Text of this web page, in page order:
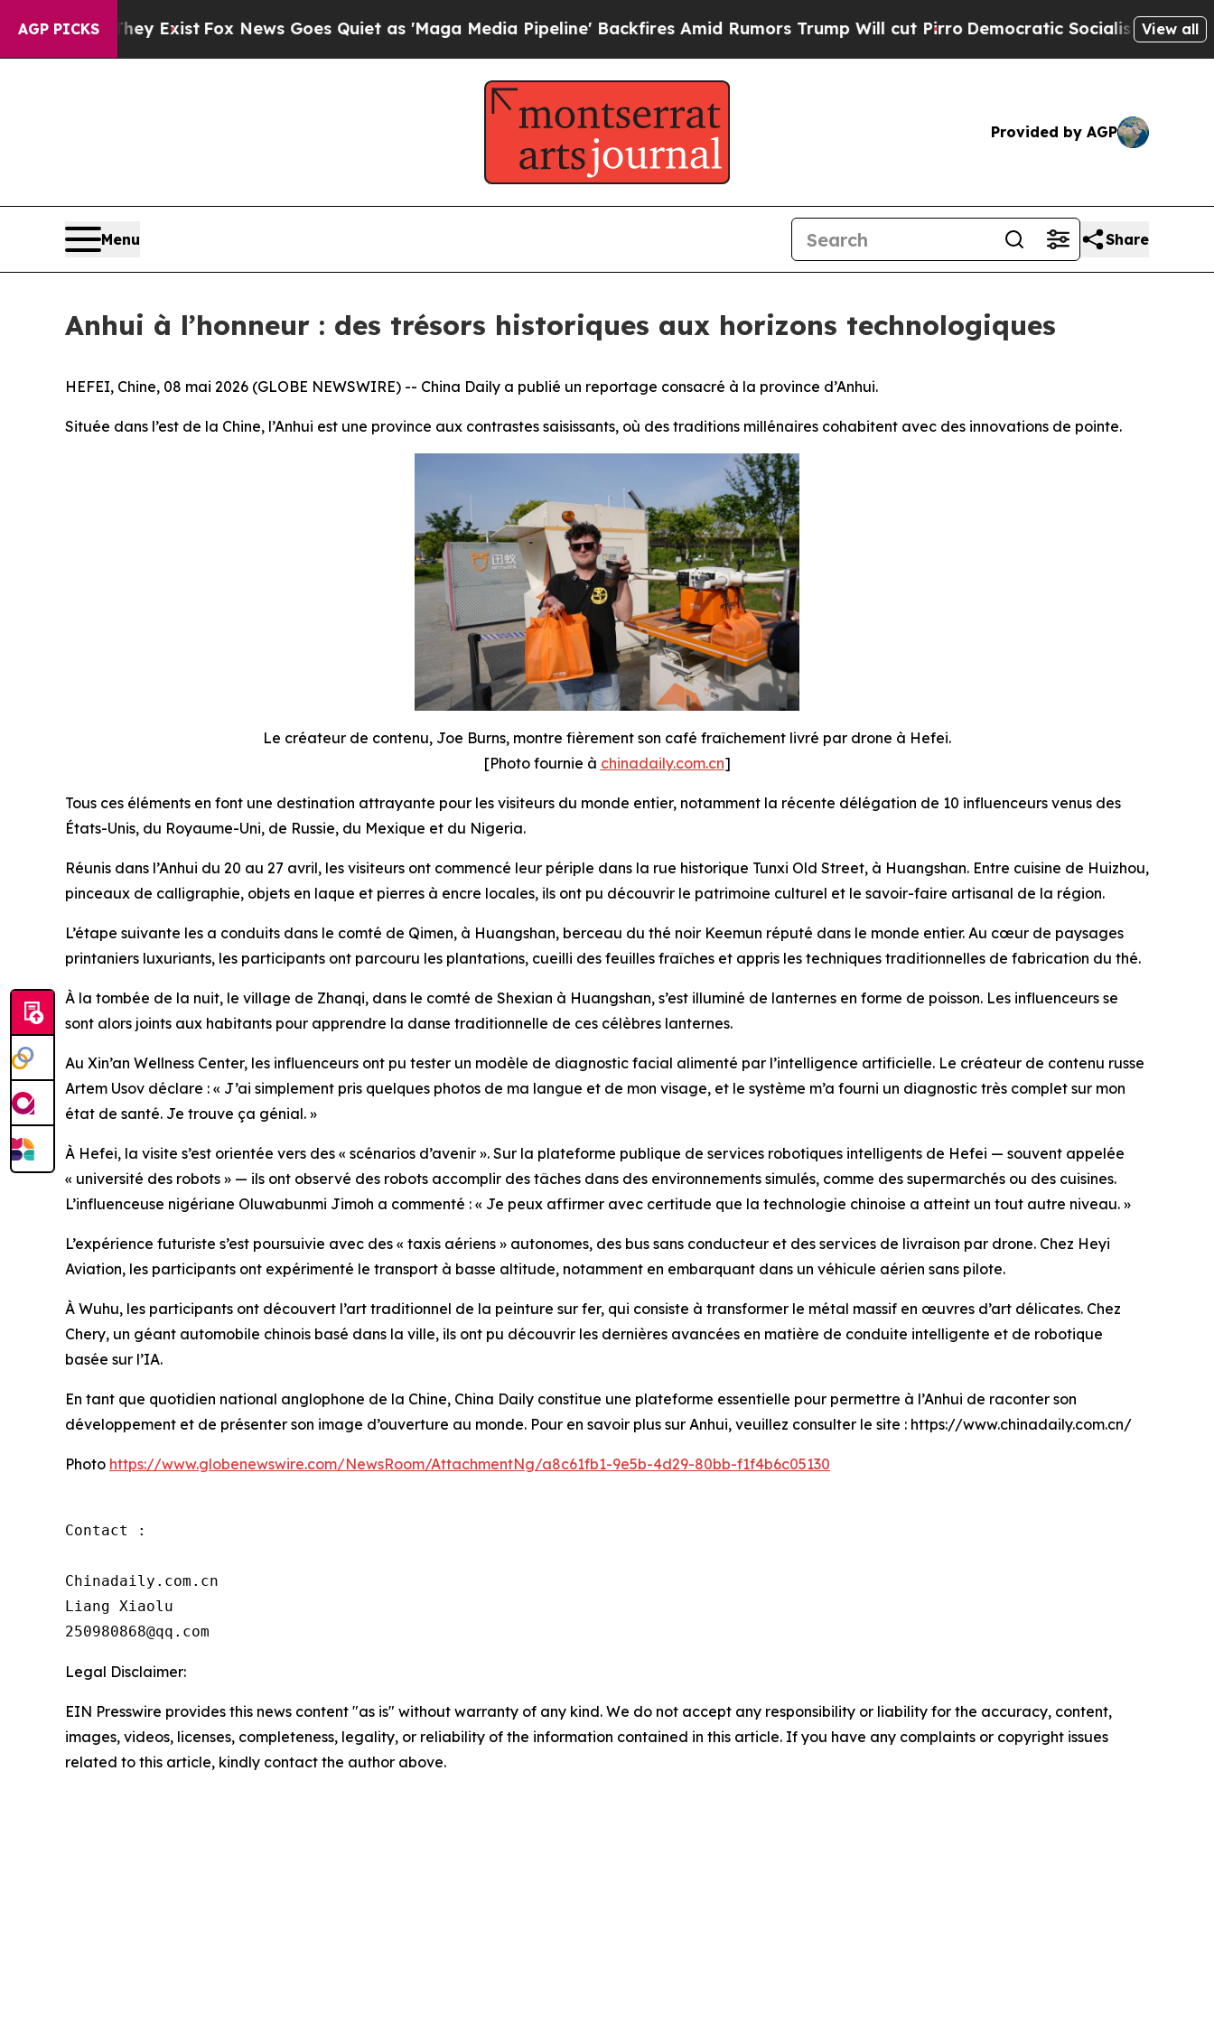
AGP PICKS
They Exist Fox News Goes Quiet as 'Maga Media Pipeline' Backfires Amid Rumors Trump Will cut Pirro Democratic Socialists of AmericaView all
Provided by AGP
Menu Share
Anhui à l’honneur : des trésors historiques aux horizons technologiques
HEFEI, Chine, 08 mai 2026 (GLOBE NEWSWIRE) -- China Daily a publié un reportage consacré à la province d’Anhui.
Située dans l’est de la Chine, l’Anhui est une province aux contrastes saisissants, où des traditions millénaires cohabitent avec des innovations de pointe.
Le créateur de contenu, Joe Burns, montre fièrement son café fraîchement livré par drone à Hefei.
[Photo fournie à chinadaily.com.cn]
Tous ces éléments en font une destination attrayante pour les visiteurs du monde entier, notamment la récente délégation de 10 influenceurs venus des
États-Unis, du Royaume-Uni, de Russie, du Mexique et du Nigeria.
Réunis dans l’Anhui du 20 au 27 avril, les visiteurs ont commencé leur périple dans la rue historique Tunxi Old Street, à Huangshan. Entre cuisine de Huizhou,
pinceaux de calligraphie, objets en laque et pierres à encre locales, ils ont pu découvrir le patrimoine culturel et le savoir-faire artisanal de la région.
L’étape suivante les a conduits dans le comté de Qimen, à Huangshan, berceau du thé noir Keemun réputé dans le monde entier. Au cœur de paysages
printaniers luxuriants, les participants ont parcouru les plantations, cueilli des feuilles fraîches et appris les techniques traditionnelles de fabrication du thé.
À la tombée de la nuit, le village de Zhanqi, dans le comté de Shexian à Huangshan, s’est illuminé de lanternes en forme de poisson. Les influenceurs se
sont alors joints aux habitants pour apprendre la danse traditionnelle de ces célèbres lanternes.
Au Xin’an Wellness Center, les influenceurs ont pu tester un modèle de diagnostic facial alimenté par l’intelligence artificielle. Le créateur de contenu russe
Artem Usov déclare : « J’ai simplement pris quelques photos de ma langue et de mon visage, et le système m’a fourni un diagnostic très complet sur mon
état de santé. Je trouve ça génial. »
À Hefei, la visite s’est orientée vers des « scénarios d’avenir ». Sur la plateforme publique de services robotiques intelligents de Hefei — souvent appelée
« université des robots » — ils ont observé des robots accomplir des tâches dans des environnements simulés, comme des supermarchés ou des cuisines.
L’influenceuse nigériane Oluwabunmi Jimoh a commenté : « Je peux affirmer avec certitude que la technologie chinoise a atteint un tout autre niveau. »
L’expérience futuriste s’est poursuivie avec des « taxis aériens » autonomes, des bus sans conducteur et des services de livraison par drone. Chez Heyi
Aviation, les participants ont expérimenté le transport à basse altitude, notamment en embarquant dans un véhicule aérien sans pilote.
À Wuhu, les participants ont découvert l’art traditionnel de la peinture sur fer, qui consiste à transformer le métal massif en œuvres d’art délicates. Chez
Chery, un géant automobile chinois basé dans la ville, ils ont pu découvrir les dernières avancées en matière de conduite intelligente et de robotique
basée sur l’IA.
En tant que quotidien national anglophone de la Chine, China Daily constitue une plateforme essentielle pour permettre à l’Anhui de raconter son
développement et de présenter son image d’ouverture au monde. Pour en savoir plus sur Anhui, veuillez consulter le site : https://www.chinadaily.com.cn/
Photo https://www.globenewswire.com/NewsRoom/AttachmentNg/a8c61fb1-9e5b-4d29-80bb-f1f4b6c05130
Contact :
Chinadaily.com.cn
Liang Xiaolu
250980868@qq.com
Legal Disclaimer:
EIN Presswire provides this news content "as is" without warranty of any kind. We do not accept any responsibility or liability for the accuracy, content,
images, videos, licenses, completeness, legality, or reliability of the information contained in this article. If you have any complaints or copyright issues
related to this article, kindly contact the author above.